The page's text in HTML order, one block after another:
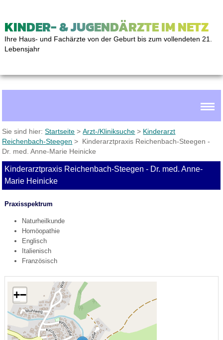
KINDER- & JUGENDÄRZTE IM NETZ
Ihre Haus- und Fachärzte von der Geburt bis zum vollendeten 21.
Lebensjahr
Sie sind hier:Startseite >Arzt-/Kliniksuche > Kinderarzt
Reichenbach-Steegen > Kinderarztpraxis Reichenbach-Steegen -
Dr. med. Anne-Marie Heinicke
Kinderarztpraxis Reichenbach-Steegen - Dr. med. Anne-
Marie Heinicke
Praxisspektrum
Naturheilkunde
Homöopathie
Englisch
Italienisch
Französisch
+−